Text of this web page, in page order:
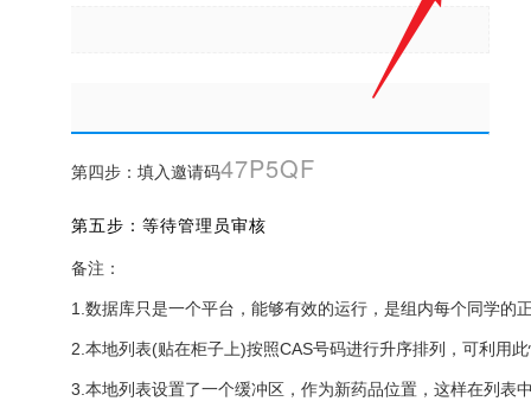
第四步：填入邀请码47P5QF
第五步：等待管理员审核
备注：
1.数据库只是一个平台，能够有效的运行，是组内每个同学的
2.本地列表(贴在柜子上)按照CAS号码进行升序排列，可利用
3.本地列表设置了一个缓冲区，作为新药品位置，这样在列表